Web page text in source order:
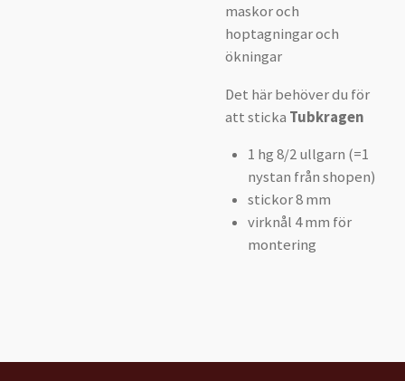
maskor och
hoptagningar och
ökningar
Det här behöver du för
att sticka Tubkragen
1 hg 8/2 ullgarn (=1
nystan från shopen)
stickor 8 mm
virknål 4 mm för
montering